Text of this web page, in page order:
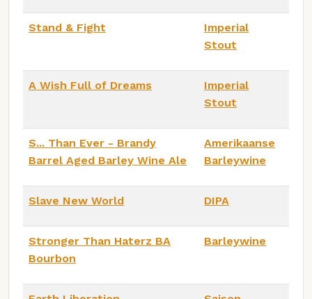
Stand & Fight
Imperial
Stout
A Wish Full of Dreams
Imperial
Stout
S... Than Ever - Brandy
Barrel Aged Barley Wine Ale
Amerikaanse
Barleywine
Slave New World DIPA
Stronger Than Haterz BA
Bourbon
Barleywine